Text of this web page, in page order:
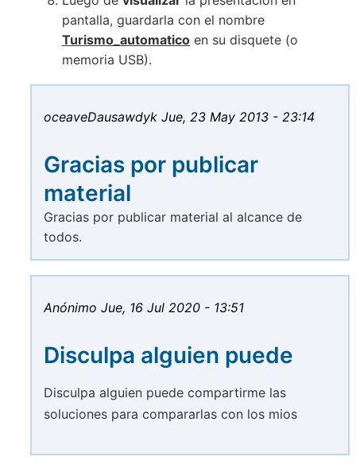
pantalla, guardarla con el nombre
Turismo_automatico en su disquete (o
memoria USB).
oceaveDausawdyk Jue, 23 May 2013 - 23:14
Gracias por publicar
material
Gracias por publicar material al alcance de
todos.
Anónimo Jue, 16 Jul 2020 - 13:51
Disculpa alguien puede
Disculpa alguien puede compartirme las
soluciones para compararlas con los mios